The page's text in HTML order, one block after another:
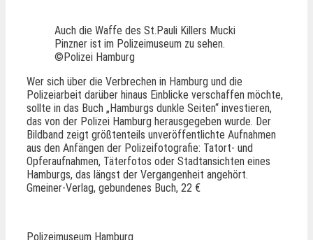
Auch die Waffe des St.Pauli Killers Mucki
Pinzner ist im Polizeimuseum zu sehen.
©Polizei Hamburg
Wer sich über die Verbrechen in Hamburg und die
Polizeiarbeit darüber hinaus Einblicke verschaffen möchte,
sollte in das Buch „Hamburgs dunkle Seiten“ investieren,
das von der Polizei Hamburg herausgegeben wurde. Der
Bildband zeigt größtenteils unveröffentlichte Aufnahmen
aus den Anfängen der Polizeifotografie: Tatort- und
Opferaufnahmen, Täterfotos oder Stadtansichten eines
Hamburgs, das längst der Vergangenheit angehört.
Gmeiner-Verlag, gebundenes Buch, 22 €
Polizeimuseum Hamburg